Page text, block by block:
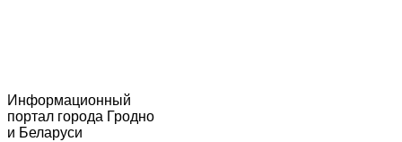
Информационный
портал города Гродно
и Беларуси